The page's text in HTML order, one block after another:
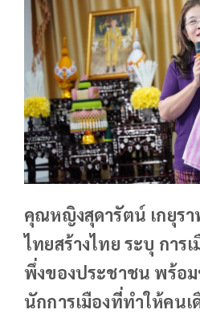
คุณหญิงสุดารัตน์ เกยุร
ไทยสร้างไทย ระบุ การ
พึ่งของประชาชน พร้อ
นักการเมืองที่ทำให้คน